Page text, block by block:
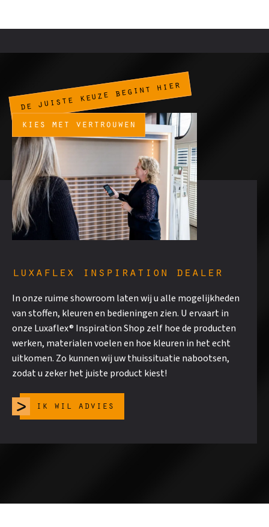
kies met vertrouwen
de juiste keuze begint hier
luxaflex inspiration dealer
In onze ruime showroom laten wij u alle mogelijkheden
van stoffen, kleuren en bedieningen zien. U ervaart in
onze Luxaflex® Inspiration Shop zelf hoe de producten
werken, materialen voelen en hoe kleuren in het echt
uitkomen. Zo kunnen wij uw thuissituatie nabootsen,
zodat u zeker het juiste product kiest!
ik wil advies